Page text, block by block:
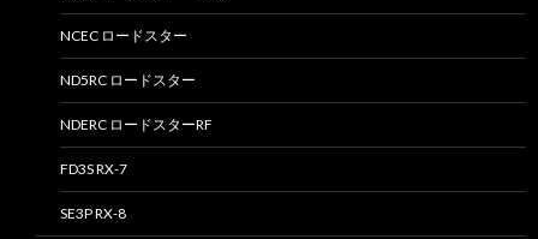
NCEC ロードスター
ND5RC ロードスター
NDERC ロードスターRF
FD3S RX-7
SE3P RX-8